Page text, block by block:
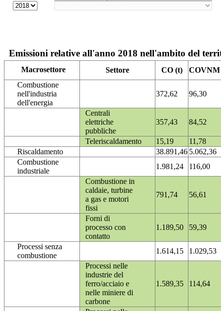
Emissioni relative all'anno 2018 nell'ambito del
Macrosettore Settore CO (t)
COVNM
Combustione
nell'industria
dell'energia
372,62 96,30
Centrali
elettriche
pubbliche
357,43 84,52
Teleriscaldamento 15,19
11,78
Riscaldamento
38.891,46 5.062,36
Combustione
industriale
1.981,24
116,00
Combustione in
caldaie, turbine
a gas e motori
fissi
791,74 56,61
Forni di
processo con
contatto
1.189,50 59,39
Processi senza
combustione
1.614,15
1.029,53
Processi nelle
industrie del
ferro/acciaio e
nelle miniere di
carbone
1.589,35 114,64